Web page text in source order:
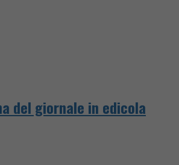
del giornale in edicola